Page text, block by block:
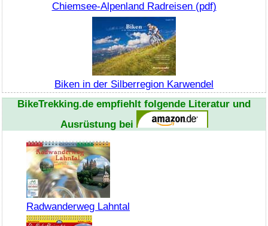
Chiemsee-Alpenland Radreisen (pdf)
Biken in der Silberregion Karwendel
BikeTrekking.de empfiehlt folgende Literatur und
Ausrüstung bei
Radwanderweg Lahntal